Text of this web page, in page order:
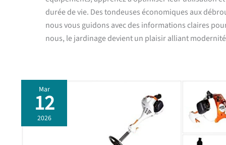
durée de vie. Des tondeuses économiques aux
nous vous guidons avec des informations claires
nous, le jardinage devient un plaisir alliant
Mar
12
2026
Test
débroussailleuse
Stihl